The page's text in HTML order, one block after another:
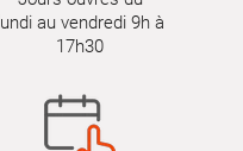
lundi au vendredi 9h à
17h30